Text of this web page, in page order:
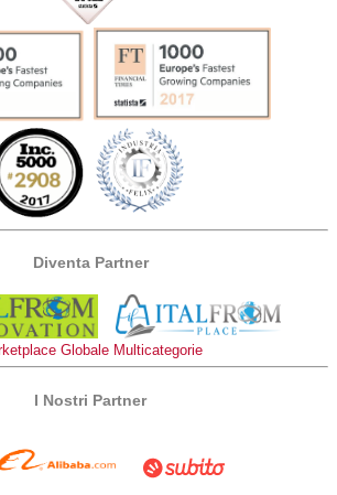
Diventa Partner
Globale Multicategorie
I Nostri Partner